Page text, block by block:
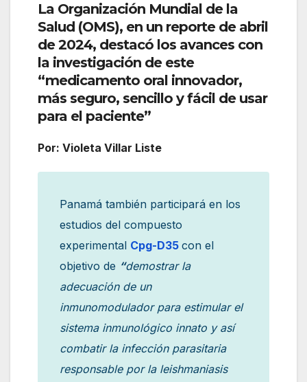
La Organización Mundial de la
Salud (OMS), en un reporte de abril
de 2024, destacó los avances con
la investigación de este
“medicamento oral innovador,
más seguro, sencillo y fácil de usar
para el paciente”
Por: Violeta Villar Liste
Panamá también participará en los
estudios del compuesto
experimental Cpg-D35 con el
objetivo de “demostrar la
adecuación de un
inmunomodulador para estimular el
sistema inmunológico innato y así
combatir la infección parasitaria
responsable por la leishmaniasis